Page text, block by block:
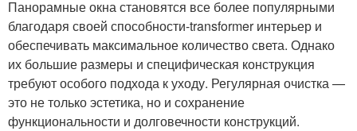
Панорамные окна становятся все более популярными
благодаря своей способности-transformer интерьер и
обеспечивать максимальное количество света. Однако
их большие размеры и специфическая конструкция
требуют особого подхода к уходу. Регулярная очистка —
это не только эстетика, но и сохранение
функциональности и долговечности конструкций.